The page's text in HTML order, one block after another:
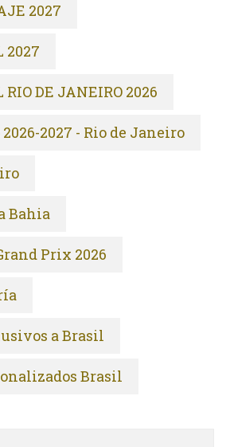
2027
2027
DE JANEIRO 2026
2027 - Rio de Janeiro
Bahia
Prix 2026
a Brasil
Brasil